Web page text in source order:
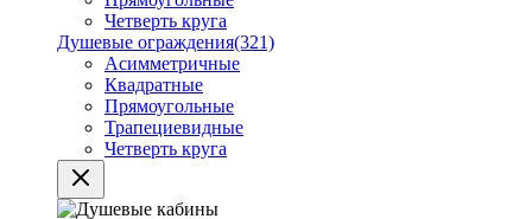
Четверть круга
Душевые ограждения(321)
Асимметричные
Квадратные
Прямоугольные
Трапециевидные
Четверть круга